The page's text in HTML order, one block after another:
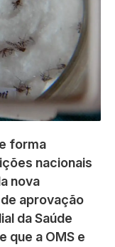
forma
nacionais
nova
aprovação
da Saúde
que a OMS e